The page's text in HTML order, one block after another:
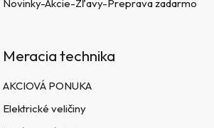
Novinky-Akcie-Zľavy-Preprava zadarmo
Meracia technika
AKCIOVÁ PONUKA
Elektrické veličiny